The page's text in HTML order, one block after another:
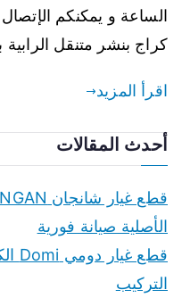
الساعة و يمكنكم
كراج بنشر متنقل
اقرأ المزيد
أحدث المقالات
الأصلية صيانة فورية
التركيب